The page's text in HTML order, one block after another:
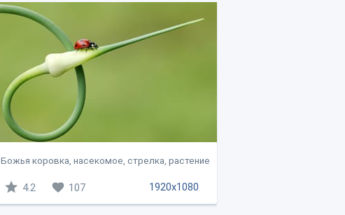
Божья коровка, насекомое, стрелка, растение
1920x1080
4.2 107